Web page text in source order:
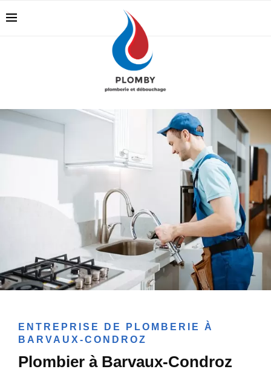
ENTREPRISE DE PLOMBERIE À
BARVAUX-CONDROZ
Plombier à Barvaux-Condroz